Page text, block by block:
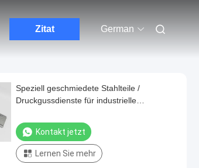
Zitat German
Speziell geschmiedete Stahlteile /
Druckgussdienste für industrielle
Kontakt jetzt
Lernen Sie mehr